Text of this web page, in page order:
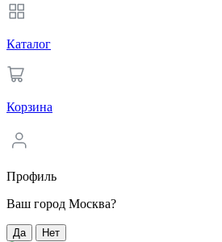
Каталог
Корзина
Профиль
Ваш город Москва?
Да Нет